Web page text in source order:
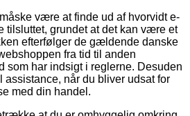
være at finde ud af hvorvidt e-
tilsluttet, grundet at det kan være et
efterfølger de gældende danske
fra tid til anden
som har indsigt i reglerne. Desuden
når du bliver udsat for
med din handel.